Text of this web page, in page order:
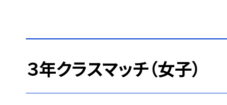
３年クラスマッチ（女子）